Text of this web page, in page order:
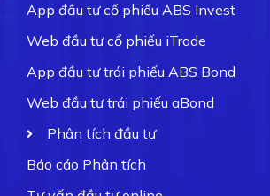
App đầu tư cổ phiếu ABS Invest
Web đầu tư cổ phiếu iTrade
App đầu tư trái phiếu ABS Bond
Web đầu tư trái phiếu aBond
Phân tích đầu tư
Báo cáo Phân tích